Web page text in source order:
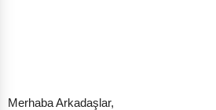
Merhaba Arkadaşlar,